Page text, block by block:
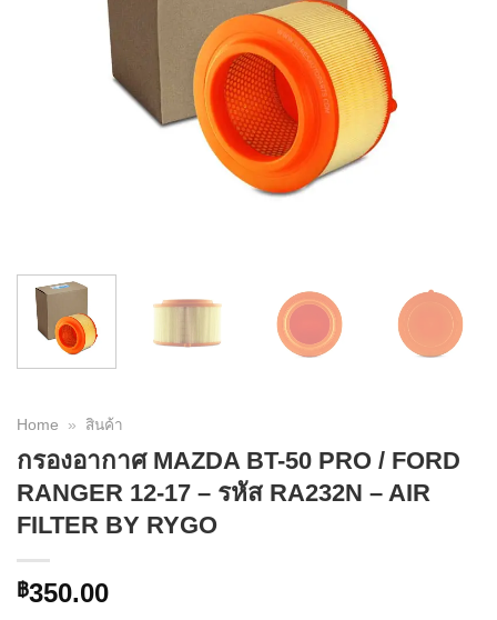
Home » สินค้า
กรองอากาศ MAZDA BT-50 PRO / FORD
RANGER 12-17 – รหัส RA232N – AIR
FILTER BY RYGO
฿350.00